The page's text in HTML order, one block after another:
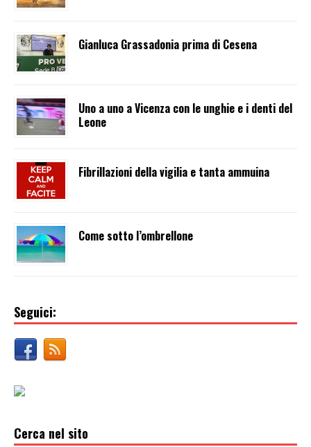
Gianluca Grassadonia prima di Cesena
Uno a uno a Vicenza con le unghie e i denti del
Leone
Fibrillazioni della vigilia e tanta ammuina
Come sotto l’ombrellone
Seguici:
Cerca nel sito